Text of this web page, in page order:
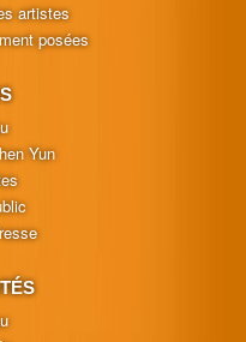
artistes
posées
Yun